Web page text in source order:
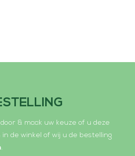
& maak uw keuze of u deze
in de winkel of wij u de bestelling
.